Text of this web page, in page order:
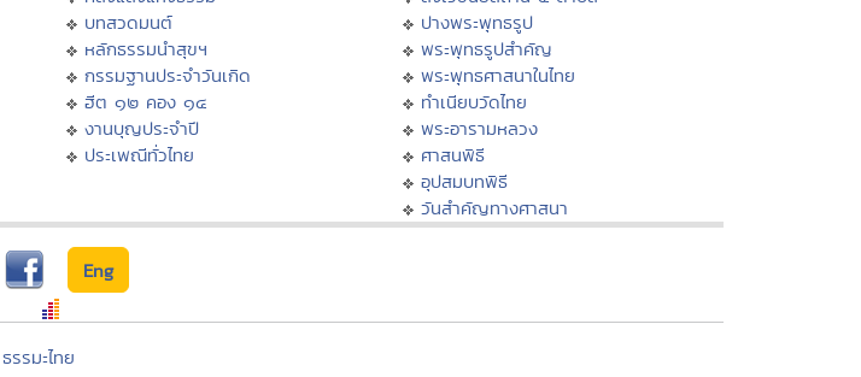
บทสวดมนต์
หลักธรรมนำสุขฯ
กรรมฐานประจำวันเกิด
ฮีต ๑๒ คอง ๑๔
งานบุญประจำปี
ประเพณีทั่วไทย
ปางพระพุทธรูป
พระพุทธรูปสำคัญ
พระพุทธศาสนาในไทย
ทำเนียบวัดไทย
พระอารามหลวง
ศาสนพิธี
อุปสมบทพิธี
วันสำคัญทางศาสนา
Eng
ธรรมะไทย